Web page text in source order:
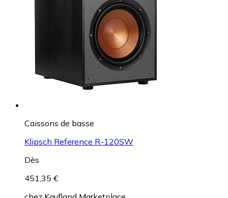
Caissons de basse
Klipsch Reference R-120SW
Dès
451,35 €